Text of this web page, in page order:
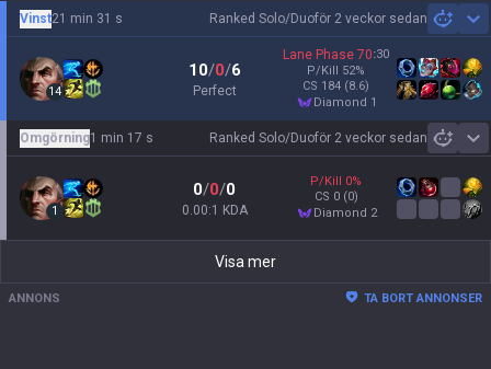
Ranked Solo/Duoför 2 veckor sedan
Vinst21 min 31 s
14
10/0/6
Perfect
Lane Phase 70:30
P/Kill 52%
CS 184 (8.6)
diamond 1
Ranked Solo/Duoför 2 veckor sedan
Omgörning1 min 17 s
1
0/0/0
0.00:1 KDA
P/Kill 0%
CS 0 (0)
diamond 2
Visa mer
ANNONS TA BORT ANNONSER